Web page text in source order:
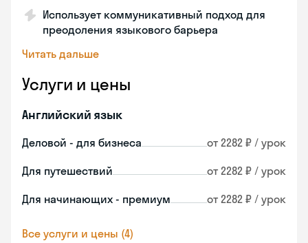
Использует коммуникативный подход для
преодоления языкового барьера
Читать дальше
Услуги и цены
Английский язык
Деловой - для бизнеса от 2282 ₽ / урок
Для путешествий от 2282 ₽ / урок
Для начинающих - премиум от 2282 ₽ / урок
Все услуги и цены (4)